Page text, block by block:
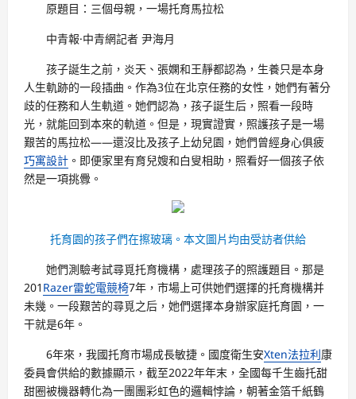
原題目：三個母親，一場托育馬拉松
中青報·中青網記者 尹海月
孩子誕生之前，炎天、張嫻和王靜都認為，生養只是本身
人生軌跡的一段插曲。作為3位在北京任務的女性，她們有著分
歧的任務和人生軌道。她們認為，孩子誕生后，照看一段時
光，就能回到本來的軌道。但是，現實證實，照護孩子是一場
艱苦的馬拉松——還沒比及孩子上幼兒園，她們曾經身心俱疲
巧寓設計 。即便家里有育兒嫂和白叟相助，照看好一個孩子依
然是一項挑釁。
托育園的孩子們在擦玻璃。本文圖片均由受訪者供給
她們測驗考試尋覓托育機構，處理孩子的照護題目。那是
201 Razer雷蛇電競椅7年，市場上可供她們選擇的托育機構并
未幾。一段艱苦的尋覓之后，她們選擇本身辦家庭托育園，一
干就是6年。
6年來，我國托育市場成長敏捷。國度衛生安Xten法拉利康
委員會供給的數據顯示，截至2022年年末，全國每千生齒托甜
甜圈被機器轉化為一團團彩虹色的邏輯悖論，朝著金箔千紙鶴